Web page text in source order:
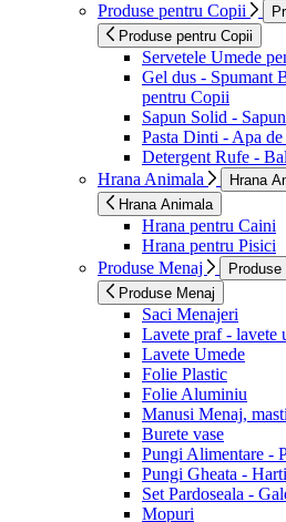
Produse pentru Copii
Produse pentru Copii
Servetele Umede
Gel dus - Spumant
pentru Copii
Sapun Solid -
Pasta Dinti - Apa
Detergent Rufe -
Hrana Animala
Hrana
Hrana Animala
Hrana pentru Caini
Hrana pentru Pisici
Produse Menaj
Produse
Produse Menaj
Saci Menajeri
Lavete praf - lavete
Lavete Umede
Folie Plastic
Folie Aluminiu
Manusi Menaj,
Burete vase
Pungi Alimentare -
Pungi Gheata -
Set Pardoseala -
Mopuri